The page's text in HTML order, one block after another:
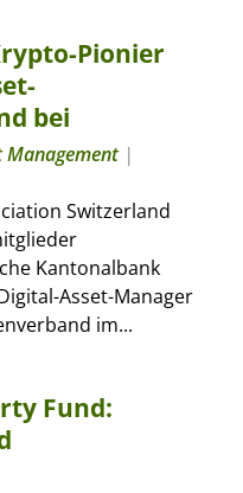
Pionier
bei
Management|
Switzerland
Kantonalbank
Asset-Manager
im...
Fund: